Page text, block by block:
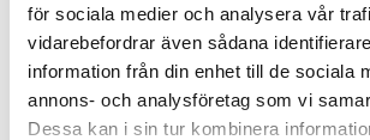
för sociala medier och analysera vår
vidarebefordrar även sådana
information från din enhet till de sociala
annons- och analysföretag som vi
Dessa kan i sin tur kombinera
Rasp Save Edge White
Horse
Raspen är en blandning mellan
14" Save Edge Photo Finish och
Beast raspen.
Rasp
Raspen
Edge
sidan och